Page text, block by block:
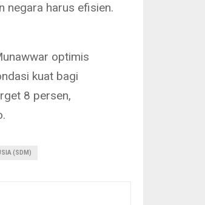
negara harus efisien.
optimis
kuat bagi
8 persen,
(SDM)